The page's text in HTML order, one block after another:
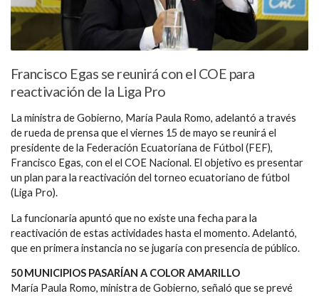
Francisco Egas se reunirá con el COE para
reactivación de la Liga Pro
La ministra de Gobierno, María Paula Romo, adelantó a través
de rueda de prensa que el viernes 15 de mayo se reunirá el
presidente de la Federación Ecuatoriana de Fútbol (FEF),
Francisco Egas, con el el COE Nacional. El objetivo es presentar
un plan para la reactivación del torneo ecuatoriano de fútbol
(Liga Pro).
La funcionaria apuntó que no existe una fecha para la
reactivación de estas actividades hasta el momento. Adelantó,
que en primera instancia no se jugaría con presencia de público.
50 MUNICIPIOS PASARÍAN A COLOR AMARILLO
María Paula Romo, ministra de Gobierno, señaló que se prevé